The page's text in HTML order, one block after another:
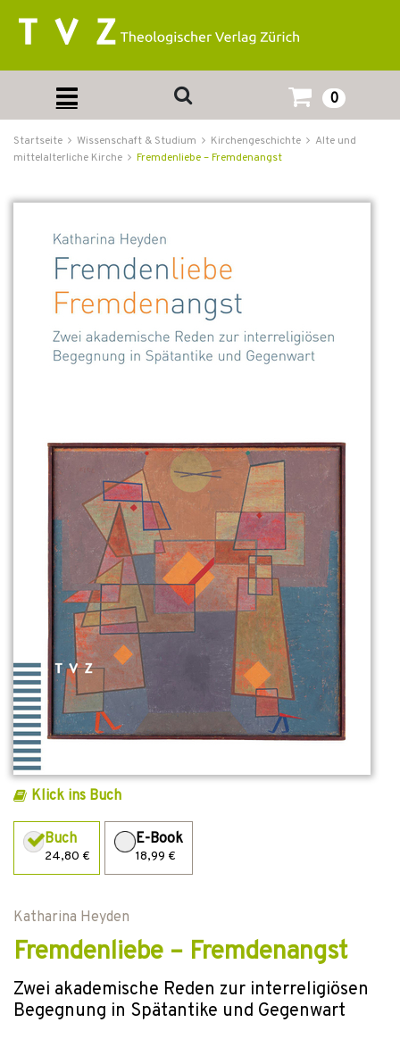
0
Startseite Wissenschaft & Studium Kirchengeschichte
Alte und
mittelalterliche Kirche
Fremdenliebe – Fremdenangst
Klick ins Buch
Buch
24,80 €
E-Book
18,99 €
Katharina Heyden
Fremdenliebe – Fremdenangst
Zwei akademische Reden zur interreligiösen
Begegnung in Spätantike und Gegenwart